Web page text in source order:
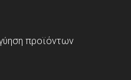
προϊόντων